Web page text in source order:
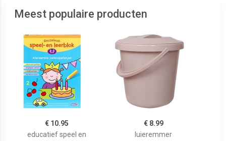
Meest populaire producten
€ 10.95
educatief speel en
€ 8.99
luieremmer